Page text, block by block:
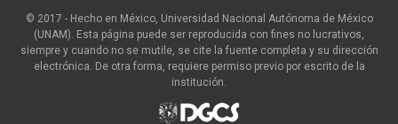
© 2017 - Hecho en México, Universidad Nacional Autónoma de México
(UNAM). Esta página puede ser reproducida con fines no lucrativos,
siempre y cuando no se mutile, se cite la fuente completa y su dirección
electrónica. De otra forma, requiere permiso previo por escrito de la
institución.